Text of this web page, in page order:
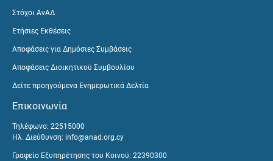
Στόχοι ΑνΑΔ
Ετήσιες Εκθέσεις
Αποφάσεις για Δημόσιες Συμβάσεις
Αποφάσεις Διοικητικού Συμβουλίου
Δείτε προηγούμενα Ενημερωτικά Δελτία
Επικοινωνία
Τηλέφωνο: 22515000
Ηλ. Διεύθυνση: info@anad.org.cy
Γραφείο Εξυπηρέτησης του Κοινού: 22390300